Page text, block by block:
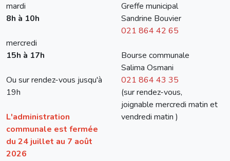
mardi
8h à 10h
mercredi
15h à 17h
Ou sur rendez-vous jusqu'à
19h
L'administration
communale est fermée
du 24 juillet au 7 août
2026
Greffe municipal
Sandrine Bouvier
021 864 42 65
Bourse communale
Salima Osmani
021 864 43 35
(sur rendez-vous,
joignable mercredi matin et
vendredi matin )